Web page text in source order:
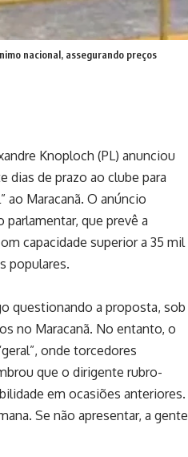
nacional, assegurando preços
Knoploch (PL) anunciou
dias de prazo ao clube para
ao Maracanã. O anúncio
que prevê a
capacidade superior a 35 mil
populares.
questionando a proposta, sob
no Maracanã. No entanto, o
onde torcedores
que o dirigente rubro-
em ocasiões anteriores.
Se não apresentar, a gente